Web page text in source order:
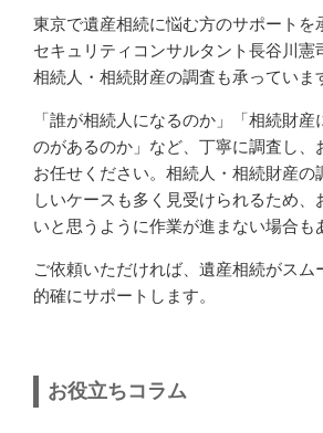
東京で遺産相続に悩む方のサポートを
セキュリティコンサルタント長谷川憲
相続人・相続財産の調査 も承っていま
「誰が相続人になるのか」「相続財産
のがあるのか」など、丁寧に調査し、
お任せください。相続人・相続財産の
しいケースも多く見受けられるため、
いと思うように作業が進まない場合も
ご依頼いただければ、遺産相続がスム
的確にサポートします。
お役立ちコラム